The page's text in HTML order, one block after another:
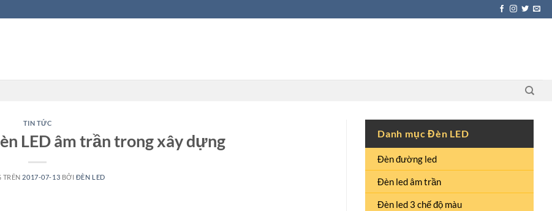
TIN TỨC
LED âm trần trong xây dựng
2017-07-13 BỞI ĐÈN LED
Danh mục Đèn LED
Đèn đường led
Đèn led âm trần
Đèn led 3 chế độ màu